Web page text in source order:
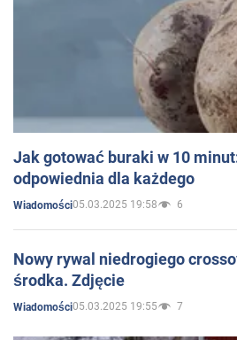
Jak gotować buraki w 10
odpowiednia dla każdego
Wiadomości05.03.2025 19:58 6
Nowy rywal niedrogiego
środka. Zdjęcie
Wiadomości05.03.2025 19:55 7